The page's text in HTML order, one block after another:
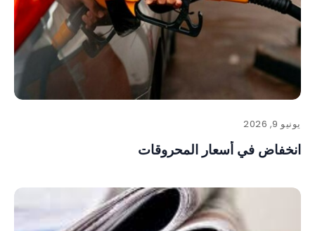
يونيو 9, 2026
انخفاض في أسعار المحروقات